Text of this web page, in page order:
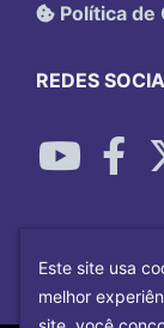
Política de
REDES
Este site usa
melhor